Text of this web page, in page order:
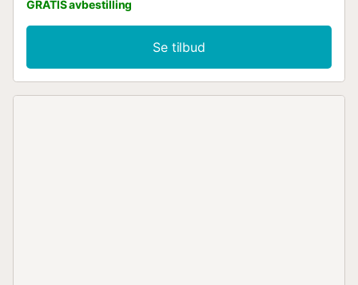
villaen er ideell for ferier med familie eller venner. Den har
en stue, et velutstyrt kjøkken med oppvaskmaskin, 4
soverom, 2 bad og har plass til 8 personer. Ytterligere
fasiliteter inkluderer Wi-Fi (egnet for videosamtaler),
klimaanlegg, SAT-TV og DVD-spiller. Den barnevennlige
GRATIS avbestilling
Se tilbud